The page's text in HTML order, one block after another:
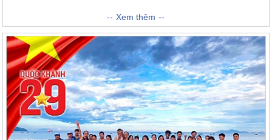
Du Lịch Đà Nẵng Hành trình khám phá Thiên Đường Miền Trung là một
trải nghiệm vô cùng lí tưởng dành cho Lữ khách trong và ngoài nước. Đà
Nẵng là một trong những địa điểm trải nghiệm vô cùng tuyệt vời dành cho
khách thăm quan khi có kế hoạch đi tới với các tỉnh miền Trung. Đà
Nẵng là một thành phố vô cùng thu hút lữ khách bởi những cảnh quan
thiên nhiên hùng vĩ, những món ăn ngon tuyệt hút gần xa, những con
người tinh tế, thật thà,... Hiện nay, nếu khách thăm quan có nhu cầu đặt
chương trình chương trình của công ty chúng tôi thì quý khách sẽ có cơ
hội tham gia vào chương trình bắn pháo hoa được tổ chức ở Đà Nẵng.
Nếu đặt ngay hành trình này, Lữ khách sẽ được khuyến mãi, giảm giá
200.000 đồng cho một hành trình này. Kính mời quý khách tham khảo
Xem thêm